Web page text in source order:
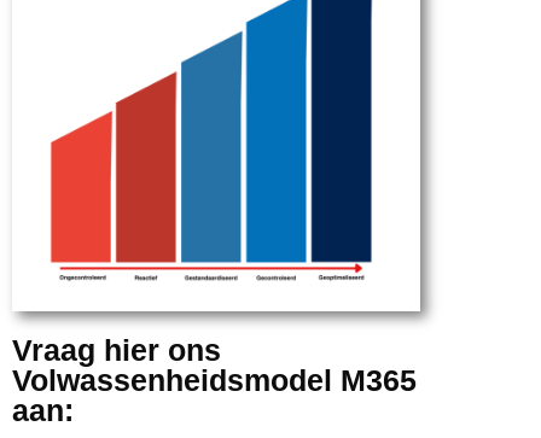
Vraag hier ons
Volwassenheidsmodel M365
aan: